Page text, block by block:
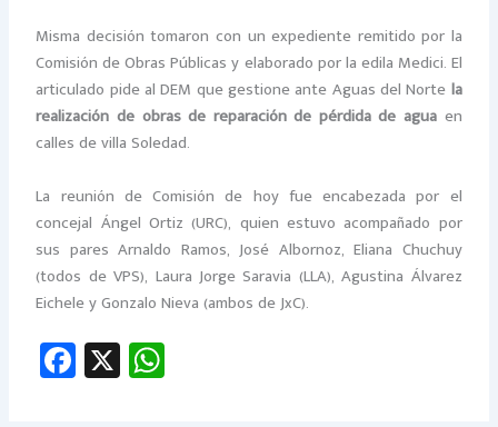
Misma decisión tomaron con un expediente remitido por la
Comisión de Obras Públicas y elaborado por la edila Medici. El
articulado pide al DEM que gestione ante Aguas del Norte la
realización de obras de reparación de pérdida de aguaen
calles de villa Soledad.
La reunión de Comisión de hoy fue encabezada por el
concejal Ángel Ortiz (URC), quien estuvo acompañado por
sus pares Arnaldo Ramos, José Albornoz, Eliana Chuchuy
(todos de VPS), Laura Jorge Saravia (LLA), Agustina Álvarez
Eichele y Gonzalo Nieva (ambos de JxC).
Fa
ce
X